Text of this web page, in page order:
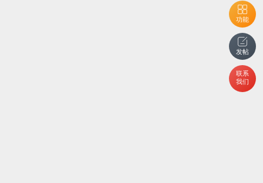
功能
发帖
联系
我们